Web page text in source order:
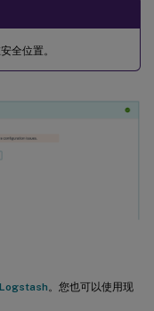
全位置。
Logstash。您也可以使用现